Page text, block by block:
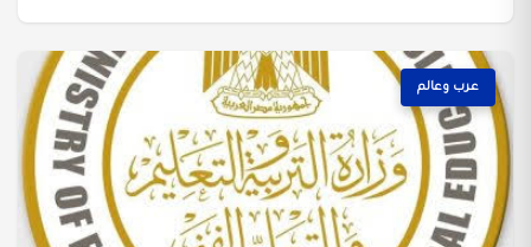
عرب وعالم